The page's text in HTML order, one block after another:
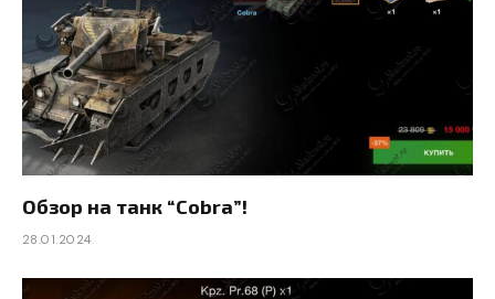
Обзор на танк “Cobra”!
28.01.2024